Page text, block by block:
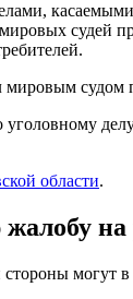
судей
судом
уголовному
области.
могут